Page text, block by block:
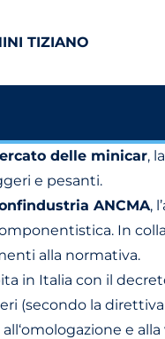
TIZIANO
delle minicar,
e pesanti.
ANCMA,
In
alla normativa.
in Italia con il
(secondo la
e